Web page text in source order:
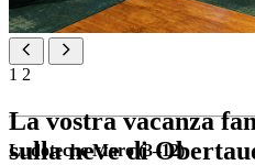
1 2
La vostra vacanza
sulla neve di
Ludoteche Maro (3–12)